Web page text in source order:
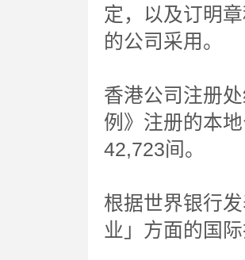
定，以及订明
的公司采用。
香港公司注册
例》注册的本
42,723间。
根据世界银行
业」方面的国